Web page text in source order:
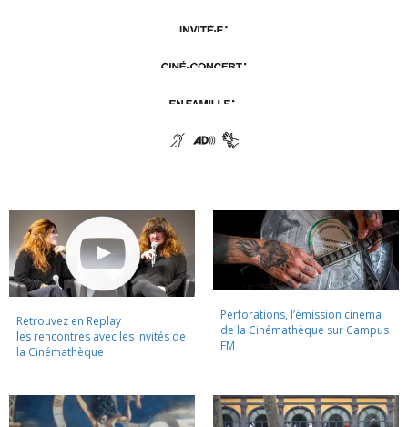
Retrouvez en Replay
les rencontres avec les invités de
la Cinémathèque
Perforations, l’émission cinéma
de la Cinémathèque sur Campus
FM